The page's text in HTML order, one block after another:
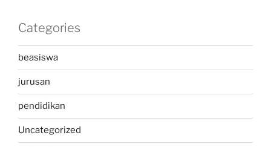
Categories
beasiswa
jurusan
pendidikan
Uncategorized